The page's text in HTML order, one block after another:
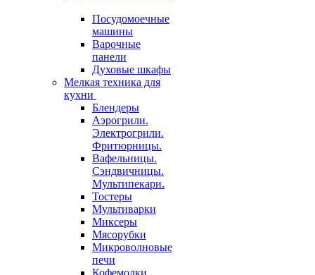
Посудомоечные
машины
Варочные
панели
Духовые шкафы
Мелкая техника для
кухни
Блендеры
Аэрогрили.
Электрогрили.
Фритюрницы.
Вафельницы.
Сэндвичницы.
Мультипекари.
Тостеры
Мультиварки
Миксеры
Мясорубки
Микроволновые
печи
Кофемолки